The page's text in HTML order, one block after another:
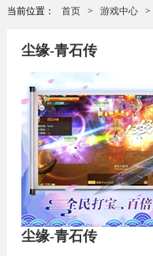
当前位置： 首页 > 游戏中心 >
尘缘-青石传
尘缘-青石传